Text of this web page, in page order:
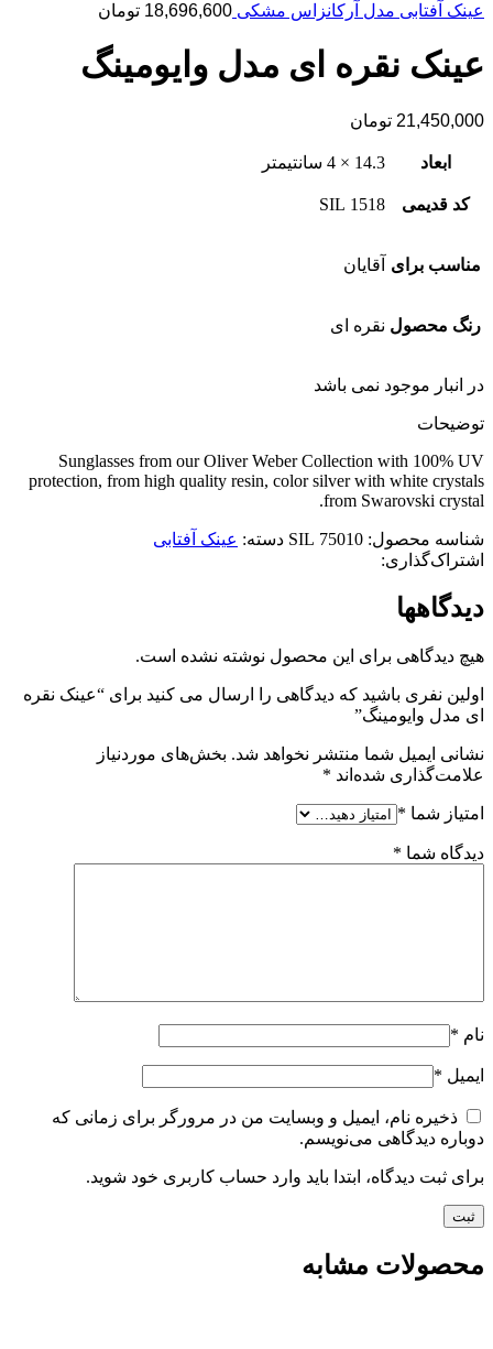
عینک آفتابی مدل آرکانزاس مشکی 18,696,600 تومان
عینک نقره ای مدل وایومینگ
21,450,000 تومان
ابعاد 14.3 × 4 سانتیمتر
کد قدیمی 1518 SIL
مناسب برای آقایان
رنگ محصول نقره ای
در انبار موجود نمی باشد
توضیحات
Sunglasses from our Oliver Weber Collection with 100% UV
protection, from high quality resin, color silver with white crystals
from Swarovski crystal.
شناسه محصول: 75010 SIL دسته: عینک آفتابی
اشتراک‌گذاری:
دیدگاهها
هیچ دیدگاهی برای این محصول نوشته نشده است.
اولین نفری باشید که دیدگاهی را ارسال می کنید برای “عینک نقره
ای مدل وایومینگ”
نشانی ایمیل شما منتشر نخواهد شد. بخش‌های موردنیاز
علامت‌گذاری شده‌اند *
امتیاز شما *
دیدگاه شما *
نام *
ایمیل *
ذخیره نام، ایمیل و وبسایت من در مرورگر برای زمانی که
دوباره دیدگاهی می‌نویسم.
برای ثبت دیدگاه، ابتدا باید وارد حساب کاربری خود شوید.
محصولات مشابه